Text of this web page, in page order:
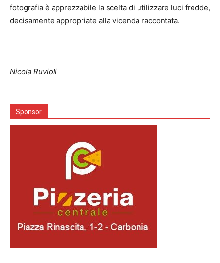
fotografia è apprezzabile la scelta di utilizzare luci fredde,
decisamente appropriate alla vicenda raccontata.
Nicola Ruvioli
Sponsor